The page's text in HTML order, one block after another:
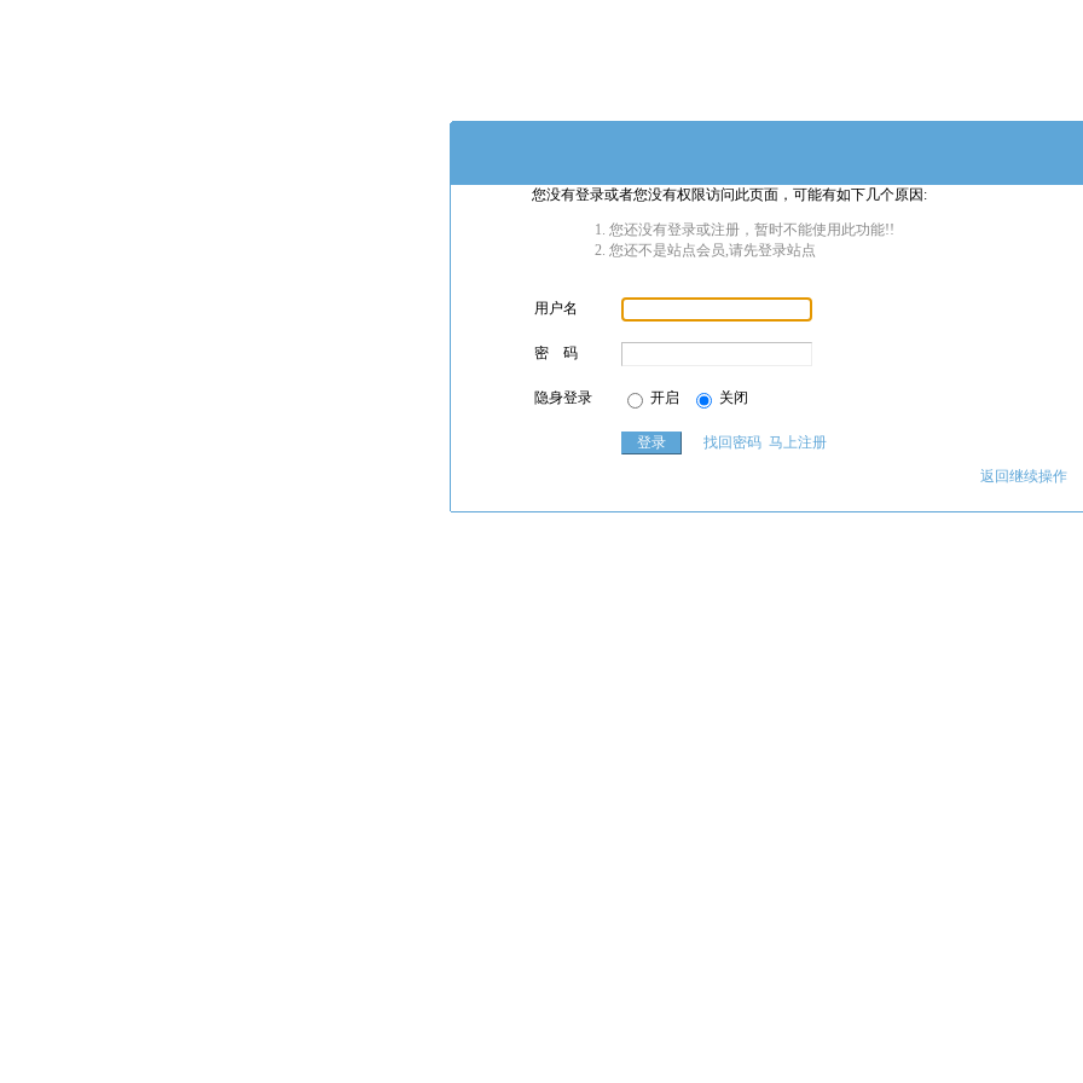
您没有登录或者您没有权限访问此页面，可能有如下几个原因:
您还没有登录或注册，暂时不能使用此功能!!
您还不是站点会员,请先登录站点
用户名
密 码
隐身登录 开启 关闭
找回密码 马上注册
返回继续操作